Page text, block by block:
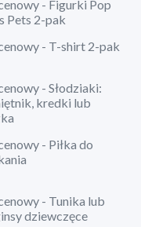
- Figurki Pop
Pets 2-pak
- T-shirt 2-pak
- Słodziaki:
kredki lub
- Piłka do
- Tunika lub
dziewczęce